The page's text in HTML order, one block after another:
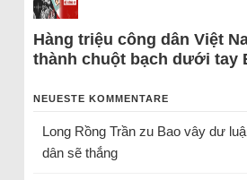
Hàng triệu công dân Việt
thành chuột bạch dưới tay
NEUESTE KOMMENTARE
Long Rồng Trầnzu Bao vây dư
dân sẽ thắng